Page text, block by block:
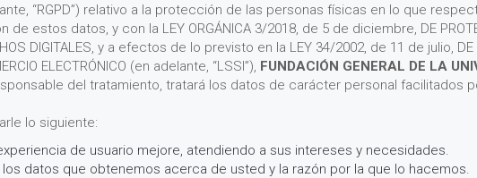
“RGPD”) relativo a la protección de las personas físicas en lo que
estos datos, y con la LEY ORGÁNICA 3/2018, de 5 de diciembre, DE
DIGITALES, y a efectos de lo previsto en la LEY 34/2002, de 11 de julio, DE
ELECTRÓNICO (en adelante, “LSSI”), FUNDACIÓN GENERAL DE LA
del tratamiento, tratará los datos de carácter personal facilitados
lo siguiente:
de usuario mejore, atendiendo a sus intereses y necesidades.
datos que obtenemos acerca de usted y la razón por la que lo hacemos.